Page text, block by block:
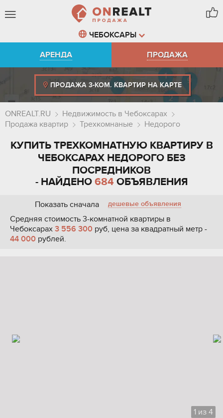
ЧЕБОКСАРЫ
АРЕНДА
ПРОДАЖА
ПРОДАЖА 3-КОМ. КВАРТИР НА КАРТЕ
ONREALT.RU
Недвижимость в Чебоксарах
Продажа квартир
Трехкомнаные Недорого
КУПИТЬ ТРЕХКОМНАТНУЮ КВАРТИРУ В
ЧЕБОКСАРАХ НЕДОРОГО БЕЗ
ПОСРЕДНИКОВ
- НАЙДЕНО 684 ОБЪЯВЛЕНИЯ
Показать сначала дешевые объявления
Средняя стоимость 3-комнатной квартиры в
Чебоксарах 3 556 300 руб, цена за квадратный метр -
44 000 рублей.
1 из 4